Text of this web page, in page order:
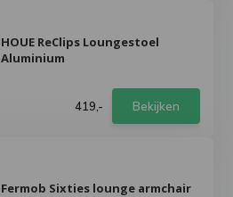
HOUE ReClips Loungestoel
Aluminium
419,- Bekijken
Fermob Sixties lounge armchair